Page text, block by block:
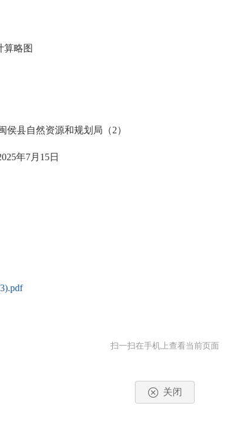
算略图
侯县自然资源和规划局（2）
25年7月 15日
扫一扫在手机上查看当前页面
关闭